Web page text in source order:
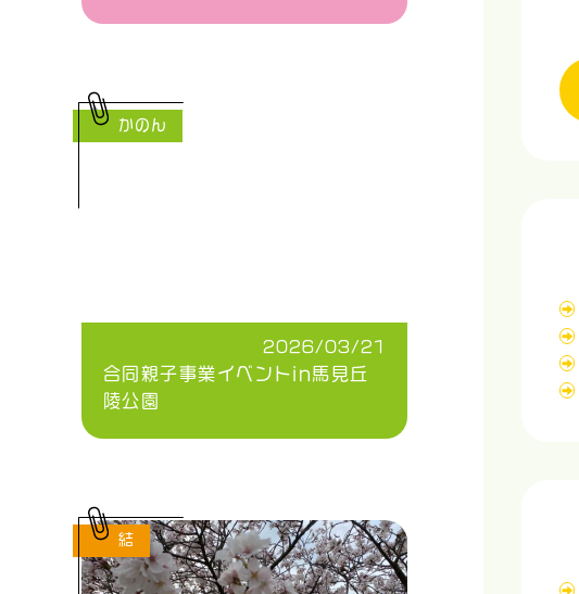
2026/03/21
合同親子事業イベントin馬見丘
陵公園
かのん
結